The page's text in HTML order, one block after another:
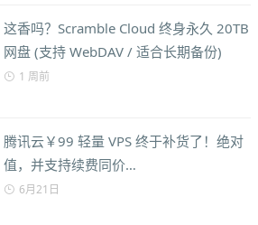
这香吗？Scramble Cloud 终身永久 20TB
网盘 (支持 WebDAV / 适合长期备份)
1 周前
腾讯云￥99 轻量 VPS 终于补货了！绝对
值，并支持续费同价…
6月21日